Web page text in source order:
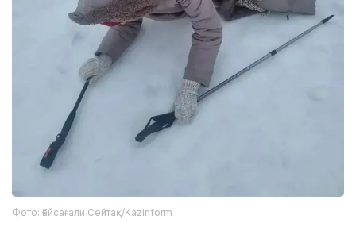
Фото: Ғайсағали Сейтақ/Kazinform